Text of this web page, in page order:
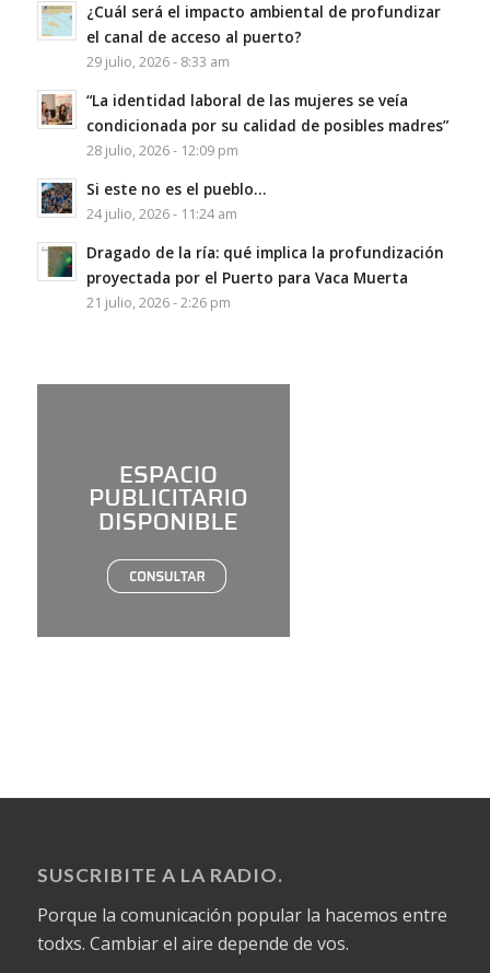
¿Cuál será el impacto ambiental de profundizar
el canal de acceso al puerto?
29 julio, 2026 - 8:33 am
“La identidad laboral de las mujeres se veía
condicionada por su calidad de posibles madres”
28 julio, 2026 - 12:09 pm
Si este no es el pueblo…
24 julio, 2026 - 11:24 am
Dragado de la ría: qué implica la profundización
proyectada por el Puerto para Vaca Muerta
21 julio, 2026 - 2:26 pm
SUSCRIBITE A LA RADIO.
Porque la comunicación popular la hacemos entre
todxs. Cambiar el aire depende de vos.